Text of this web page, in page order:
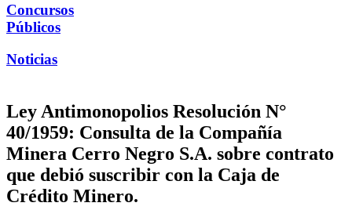
Concursos
Públicos
Noticias
Ley Antimonopolios Resolución N°
40/1959: Consulta de la Compañía
Minera Cerro Negro S.A. sobre contrato
que debió suscribir con la Caja de
Crédito Minero.